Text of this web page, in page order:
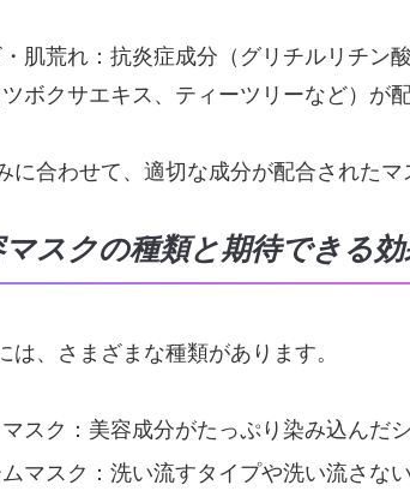
肌荒れ：抗炎症成分（グリチルリチン
ボクサエキス、ティーツリーなど）が
に合わせて、適切な成分が配合されたマ
マスクの種類と期待できる効
は、さまざまな種類があります。
スク：美容成分がたっぷり染み込んだ
マスク：洗い流すタイプや洗い流さな